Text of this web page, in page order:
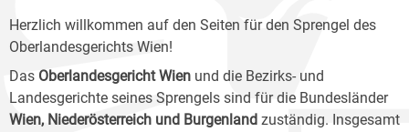
Herzlich willkommen auf den Seiten für den Sprengel des
Oberlandesgerichts Wien!
Das Oberlandesgericht Wien und die Bezirks- und
Landesgerichte seines Sprengels sind für die Bundesländer
Wien, Niederösterreich und Burgenland zuständig. Insgesamt